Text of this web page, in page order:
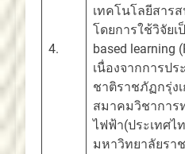
4.
เทคโนโลยีสาร
โดยการใช้วิจัยเ
based learning
เนื่องจากการป
ชาติราชภัฏกรุ่ง
สมาคมวิชาการ
ไฟฟ้า(ประเทศไ
มหาวิทยาลัยรา